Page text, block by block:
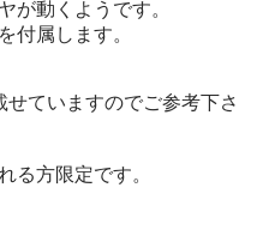
が動くようです。
付属します。
ていますのでご参考下さ
る方限定です。